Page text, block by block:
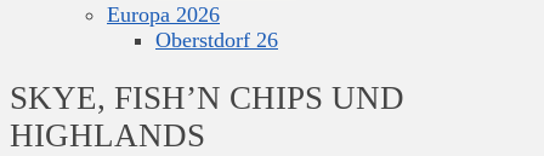
Europa 2026
Oberstdorf 26
SKYE, FISH’N CHIPS UND
HIGHLANDS